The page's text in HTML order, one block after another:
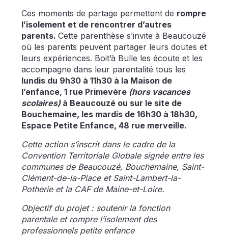
Ces moments de partage permettent de rompre
l’isolement et de rencontrer d’autres
parents. Cette parenthèse s’invite à Beaucouzé
où les parents peuvent partager leurs doutes et
leurs expériences. Boit’à Bulle les écoute et les
accompagne dans leur parentalité tous les
lundis du 9h30 à 11h30 à la Maison de
l’enfance, 1 rue Primevère (hors vacances
scolaires)à Beaucouzé ou sur le site de
Bouchemaine, les mardis de 16h30 à 18h30,
Espace Petite Enfance, 48 rue merveille.
Cette action s’inscrit dans le cadre de la
Convention Territoriale Globale signée entre les
communes de Beaucouzé, Bouchemaine, Saint-
Clément-de-la-Place et Saint-Lambert-la-
Potherie et la CAF de Maine-et-Loire.
Objectif du projet : soutenir la fonction
parentale et rompre l’isolement des
professionnels petite enfance